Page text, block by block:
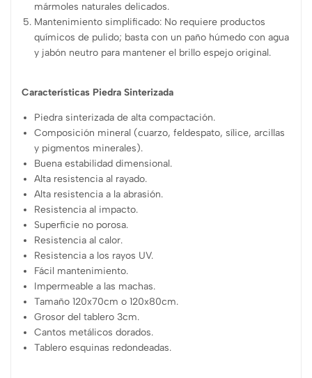
mármoles naturales delicados.
Mantenimiento simplificado: No requiere productos
químicos de pulido; basta con un paño húmedo con agua
y jabón neutro para mantener el brillo espejo original.
Características Piedra Sinterizada
Piedra sinterizada de alta compactación.
Composición mineral (cuarzo, feldespato, sílice, arcillas
y pigmentos minerales).
Buena estabilidad dimensional.
Alta resistencia al rayado.
Alta resistencia a la abrasión.
Resistencia al impacto.
Superficie no porosa.
Resistencia al calor.
Resistencia a los rayos UV.
Fácil mantenimiento.
Impermeable a las machas.
Tamaño 120x70cm o 120x80cm.
Grosor del tablero 3cm.
Cantos metálicos dorados.
Tablero esquinas redondeadas.